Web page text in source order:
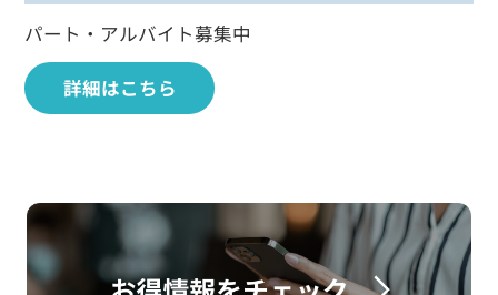
パート・アルバイト募集中
詳細はこちら